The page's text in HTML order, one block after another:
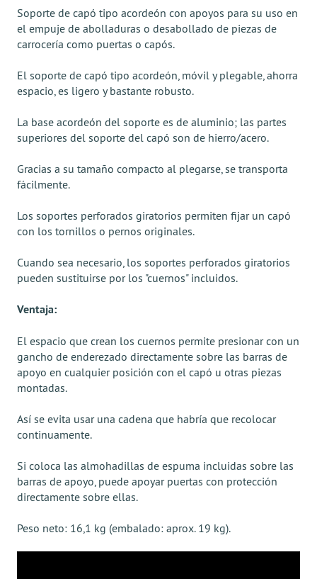
Soporte de capó tipo acordeón con apoyos para su uso en
el empuje de abolladuras o desabollado de piezas de
carrocería como puertas o capós.
El soporte de capó tipo acordeón, móvil y plegable, ahorra
espacio, es ligero y bastante robusto.
La base acordeón del soporte es de aluminio; las partes
superiores del soporte del capó son de hierro/acero.
Gracias a su tamaño compacto al plegarse, se transporta
fácilmente.
Los soportes perforados giratorios permiten fijar un capó
con los tornillos o pernos originales.
Cuando sea necesario, los soportes perforados giratorios
pueden sustituirse por los "cuernos" incluidos.
Ventaja:
El espacio que crean los cuernos permite presionar con un
gancho de enderezado directamente sobre las barras de
apoyo en cualquier posición con el capó u otras piezas
montadas.
Así se evita usar una cadena que habría que recolocar
continuamente.
Si coloca las almohadillas de espuma incluidas sobre las
barras de apoyo, puede apoyar puertas con protección
directamente sobre ellas.
Peso neto: 16,1 kg (embalado: aprox. 19 kg).